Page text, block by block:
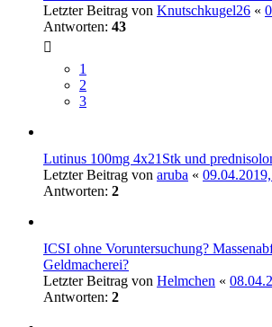
Letzter Beitrag von Knutschkugel26 «
Antworten: 43
1
2
3
Lutinus 100mg 4x21Stk und
Letzter Beitrag von aruba «
Antworten: 2
ICSI ohne Voruntersuchung?
Geldmacherei?
Letzter Beitrag von Helmchen «
Antworten: 2